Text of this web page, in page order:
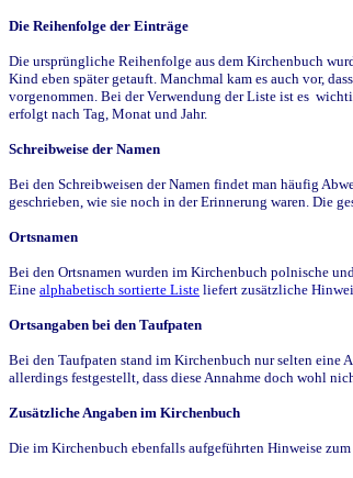
Die Reihenfolge der Einträge
Die ursprüngliche Reihenfolge aus dem Kirchenbuch
Kind eben später getauft. Manchmal kam es auch vor,
vorgenommen. Bei der Verwendung der Liste ist es
erfolgt nach Tag, Monat und Jahr.
Schreibweise der Namen
Bei den Schreibweisen der Namen findet man häufig
geschrieben, wie sie noch in der Erinnerung waren. Die
Ortsnamen
Bei den Ortsnamen wurden im Kirchenbuch polnische
Eine alphabetisch sortierte Liste liefert zusätzliche
Ortsangaben bei den Taufpaten
Bei den Taufpaten stand im Kirchenbuch nur selten eine
allerdings festgestellt, dass diese Annahme doch wohl
Zusätzliche Angaben im Kirchenbuch
Die im Kirchenbuch ebenfalls aufgeführten Hinweise